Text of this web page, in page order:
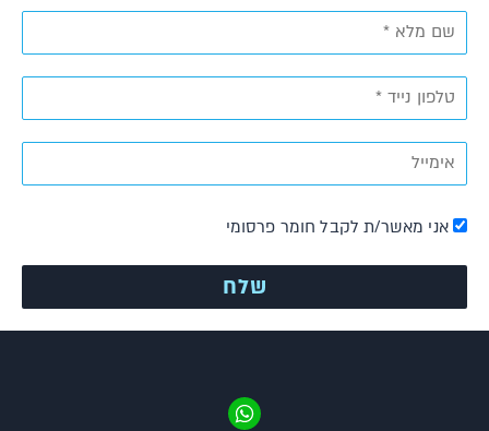
אני מאשר/ת לקבל חומר פרסומי